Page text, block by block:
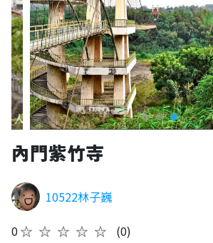
內門紫竹寺
10522林子巍
0★★★★★
(0)